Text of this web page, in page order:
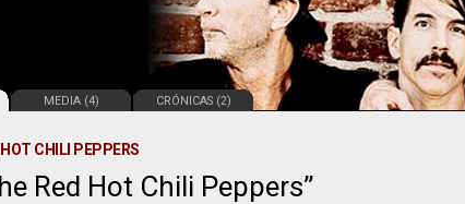
MEDIA (4) CRÓNICAS (2)
HOT CHILI PEPPERS
Red Hot Chili Peppers